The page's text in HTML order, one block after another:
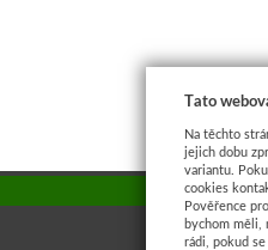
Tato
Na těchto
jejich dobu
variantu.
cookies
Pověřence
bychom měli,
rádi, pokud